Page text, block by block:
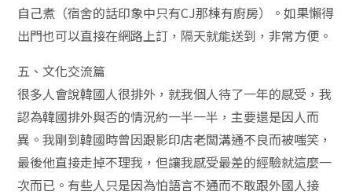
自己煮（宿舍的話印象中只有CJ那棟有廚房）。如果懶得
出門也可以直接在網路上訂，隔天就能送到，非常方便。
五、文化交流篇
很多人會說韓國人很排外，就我個人待了一年的感受，我
認為韓國排外與否的情況約一半一半，主要還是因人而
異。我剛到韓國時曾因跟影印店老闆溝通不良而被嗤笑，
最後他直接走掉不理我，但讓我感受最差的經驗就這麼一
次而已。有些人只是因為怕語言不通而不敢跟外國人接